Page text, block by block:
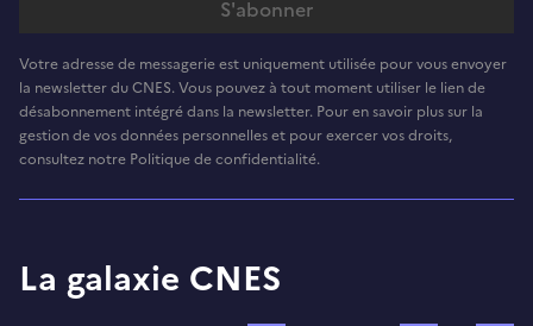
Votre adresse de messagerie est uniquement utilisée pour vous envoyer
la newsletter du CNES. Vous pouvez à tout moment utiliser le lien de
désabonnement intégré dans la newsletter. Pour en savoir plus sur la
gestion de vos données personnelles et pour exercer vos droits,
consultez notre Politique de confidentialité.
La galaxie CNES